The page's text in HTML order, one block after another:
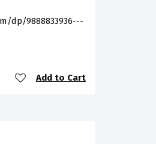
dp/9888833936---
Add to Cart